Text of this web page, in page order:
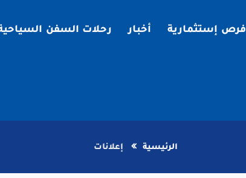
فرص إستثمارية أخبار رحلات السفن
الرئيسية إعلانات